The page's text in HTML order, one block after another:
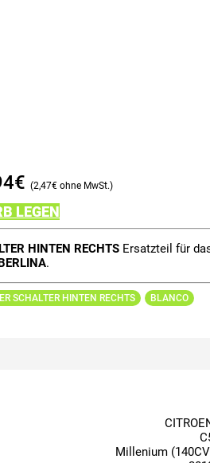
€ 2,47€
LEGEN
HINTEN RECHTS Ersatzteil für
.
SCHALTER HINTEN RECHTS
BLANCO
Millenium